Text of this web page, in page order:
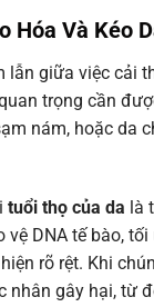
Hóa Và Kéo
giữa việc cải
trọng cần
nám, hoặc da
tuổi thọ của da là
DNA tế bào,
rõ rệt. Khi
gây hại, từ